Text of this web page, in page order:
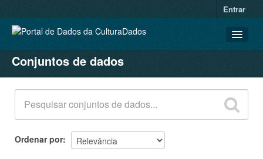
Entrar
CONJUNTOS DE DADOS
ORGANIZAÇÕES
GRUPOS
SOBRE
Conjuntos de dados
Ordenar por